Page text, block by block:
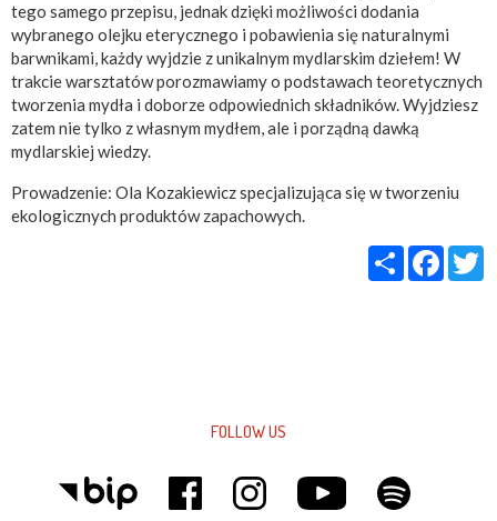
tego samego przepisu, jednak dzięki możliwości dodania
wybranego olejku eterycznego i pobawienia się naturalnymi
barwnikami, każdy wyjdzie z unikalnym mydlarskim dziełem! W
trakcie warsztatów porozmawiamy o podstawach teoretycznych
tworzenia mydła i doborze odpowiednich składników. Wyjdziesz
zatem nie tylko z własnym mydłem, ale i porządną dawką
mydlarskiej wiedzy.
Prowadzenie: Ola Kozakiewicz specjalizująca się w tworzeniu
ekologicznych produktów zapachowych.
Share
FOLLOW US